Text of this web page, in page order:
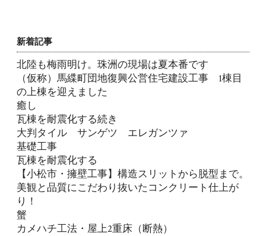
新着記事
北陸も梅雨明け。珠洲の現場は夏本番です
（仮称）馬緤町団地復興公営住宅建設工事 1棟目
の上棟を迎えました
癒し
瓦棟を耐震化する続き
大判タイル サンゲツ エレガンツァ
基礎工事
瓦棟を耐震化する
【小松市・擁壁工事】構造スリットから脱型まで。
美観と品質にこだわり抜いたコンクリート仕上が
り！
蟹
カメハチ工法・屋上2重床（断熱）